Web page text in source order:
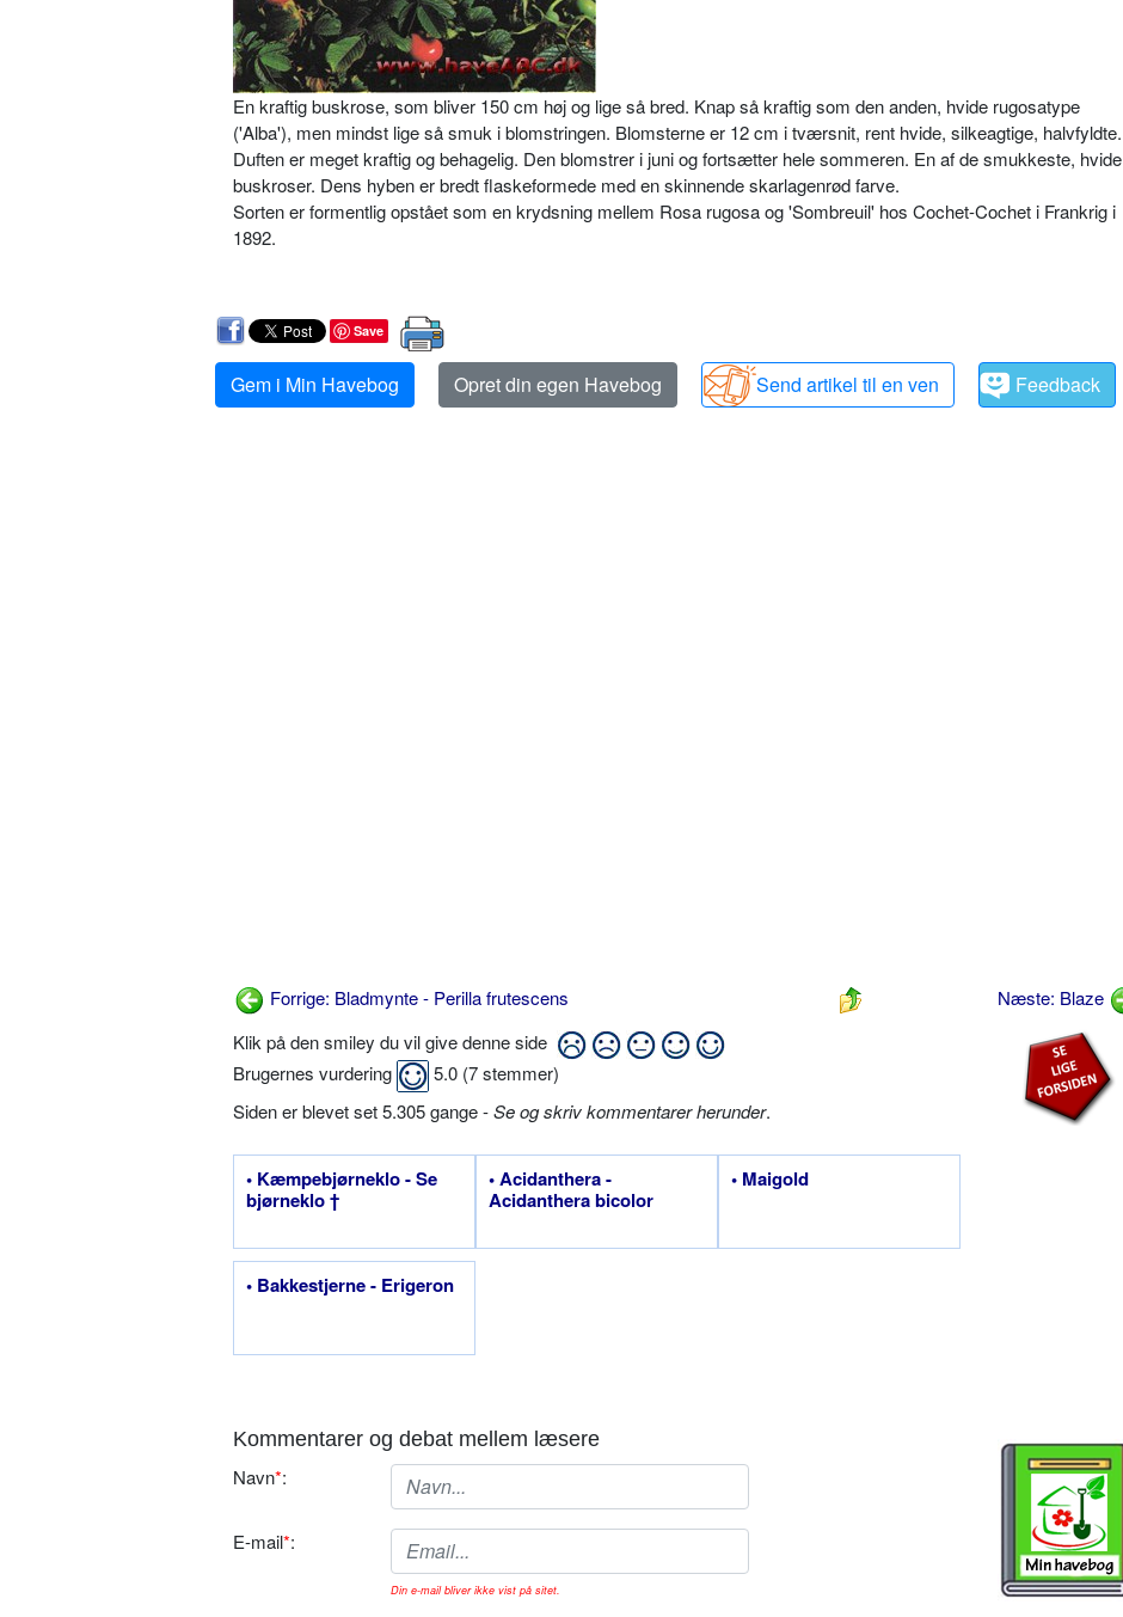
En kraftig buskrose, som bliver 150 cm høj og lige så bred. Knap så kraftig som den anden, hvide rugosatype
('Alba'), men mindst lige så smuk i blomstringen. Blomsterne er 12 cm i tværsnit, rent hvide, silkeagtige, halvfyldte.
Duften er meget kraftig og behagelig. Den blomstrer i juni og fortsætter hele sommeren. En af de smukkeste, hvide
buskroser. Dens hyben er bredt flaskeformede med en skinnende skarlagenrød farve.
Sorten er formentlig opstået som en krydsning mellem Rosa rugosa og 'Sombreuil' hos Cochet-Cochet i Frankrig i
1892.
Save
Gem i Min Havebog Opret din egen Havebog Send artikel til en ven Feedback
Forrige: Bladmynte - Perilla frutescens
Næste: Blaze
Klik på den smiley du vil give denne side
Brugernes vurdering
5.0 (7stemmer)
Siden er blevet set 5.305 gange -Se og skriv kommentarer herunder.
• Kæmpebjørneklo - Se
bjørneklo †
• Acidanthera -
Acidanthera bicolor
• Maigold
• Bakkestjerne - Erigeron
Kommentarer og debat mellem læsere
Navn*:
E-mail*:
Din e-mail bliver ikke vist på sitet.